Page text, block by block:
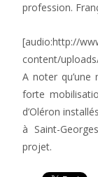
profession.
[audio:http://
content/
A noter qu’une
forte
d’Oléron
à Saint-
projet.